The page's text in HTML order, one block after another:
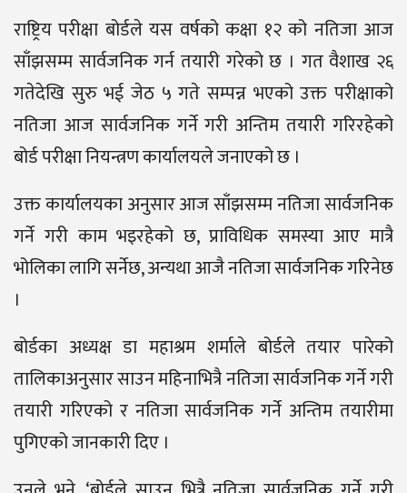
राष्ट्रिय परीक्षा बोर्डले यस वर्षको कक्षा १२ को नतिजा आज
साँझसम्म सार्वजनिक गर्न तयारी गरेको छ । गत वैशाख २६
गतेदेखि सुरु भई जेठ ५ गते सम्पन्न भएको उक्त परीक्षाको
नतिजा आज सार्वजनिक गर्ने गरी अन्तिम तयारी गरिरहेको
बोर्ड परीक्षा नियन्त्रण कार्यालयले जनाएको छ ।
उक्त कार्यालयका अनुसार आज साँझसम्म नतिजा सार्वजनिक
गर्ने गरी काम भइरहेको छ, प्राविधिक समस्या आए मात्रै
भोलिका लागि सर्नेछ, अन्यथा आजै नतिजा सार्वजनिक गरिनेछ
।
बोर्डका अध्यक्ष डा महाश्रम शर्माले बोर्डले तयार पारेको
तालिकाअनुसार साउन महिनाभित्रै नतिजा सार्वजनिक गर्ने गरी
तयारी गरिएको र नतिजा सार्वजनिक गर्ने अन्तिम तयारीमा
पुगिएको जानकारी दिए ।